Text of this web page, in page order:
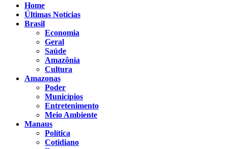
Home
Últimas Notícias
Brasil
Economia
Geral
Saúde
Amazônia
Cultura
Amazonas
Poder
Municípios
Entretenimento
Meio Ambiente
Manaus
Política
Cotidiano